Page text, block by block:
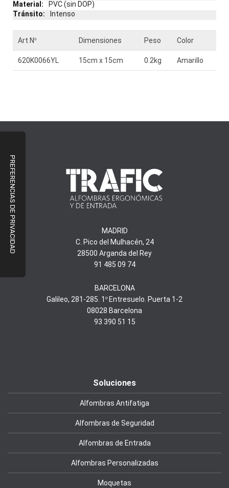
PVC (sin DOP)
Intenso
Art Nº Dimensiones Peso Color
620K0066YL 15cm x 15cm 0.2kg Amarillo
MADRID
C. Pico del Mulhacén, 24
28500 Arganda del Rey
91 485 09 74
BARCELONA
Galileo, 281-285. 1º Entresuelo. Puerta 1-2
08028 Barcelona
93 390 51 15
Soluciones
Alfombras Antifatiga
Alfombras de Seguridad
Alfombras de Entrada
Alfombras Personalizadas
Moquetas